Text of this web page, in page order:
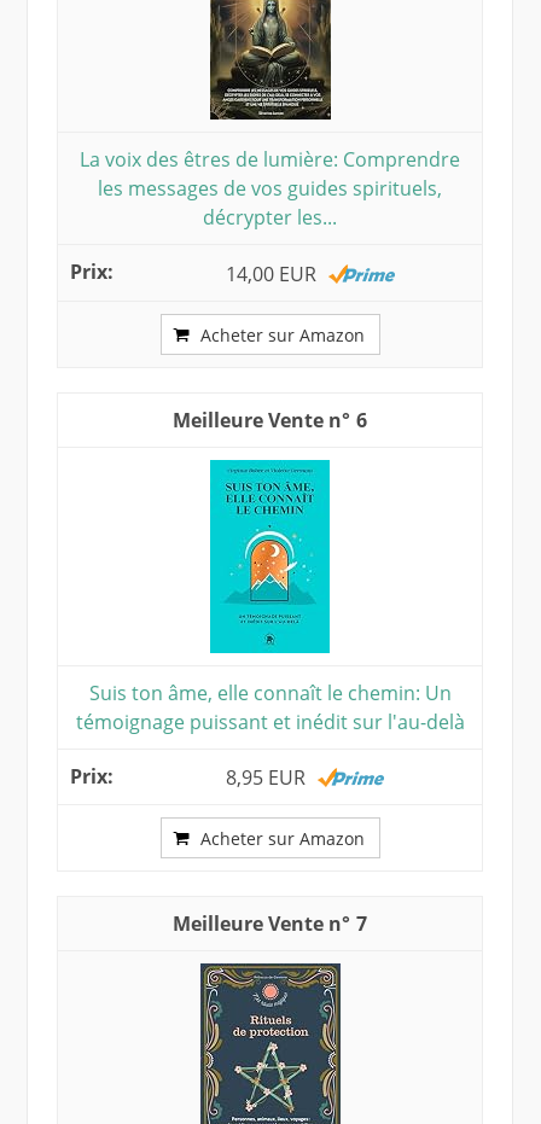
La voix des êtres de lumière: Comprendre
les messages de vos guides spirituels,
décrypter les...
14,00 EUR
Acheter sur Amazon
6
Suis ton âme, elle connaît le chemin: Un
témoignage puissant et inédit sur l'au-delà
8,95 EUR
Acheter sur Amazon
7